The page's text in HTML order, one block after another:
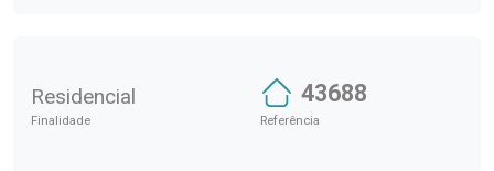
Residencial
Finalidade
43688
Referência